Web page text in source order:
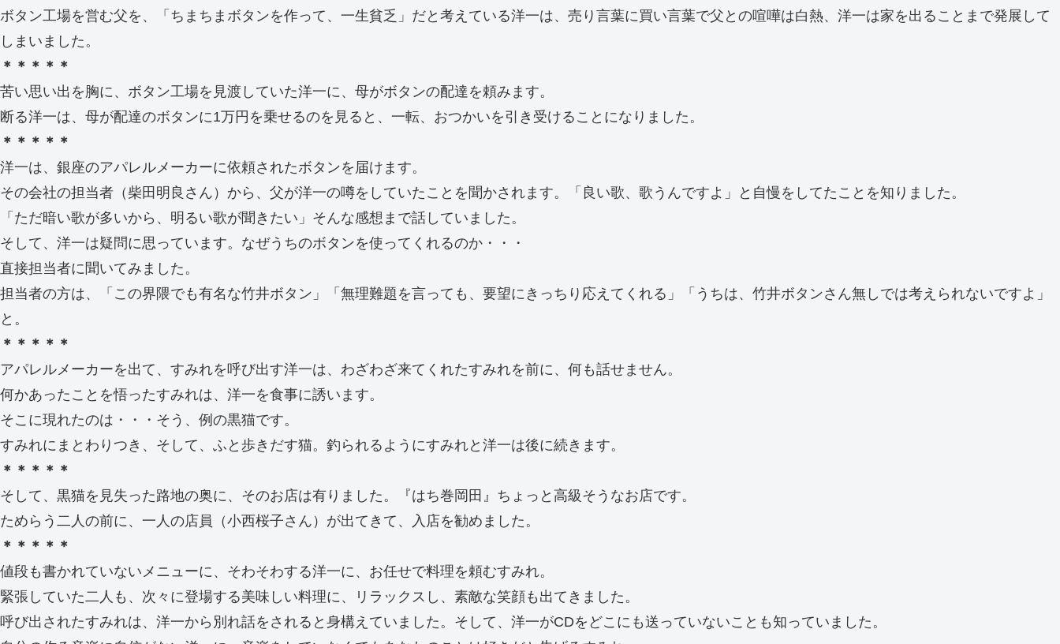
ボタン工場を営む父を、「ちまちまボタンを作って、一生貧乏」だと考えている洋一は、売り言葉に買い言葉で父との喧嘩は白熱、洋一は家を出ることまで発展して
しまいました。
＊＊＊＊＊
苦い思い出を胸に、ボタン工場を見渡していた洋一に、母がボタンの配達を頼みます。
断る洋一は、母が配達のボタンに1万円を乗せるのを見ると、一転、おつかいを引き受けることになりました。
＊＊＊＊＊
洋一は、銀座のアパレルメーカーに依頼されたボタンを届けます。
その会社の担当者（柴田明良さん）から、父が洋一の噂をしていたことを聞かされます。「良い歌、歌うんですよ」と自慢をしてたことを知りました。
「ただ暗い歌が多いから、明るい歌が聞きたい」そんな感想まで話していました。
そして、洋一は疑問に思っています。なぜうちのボタンを使ってくれるのか・・・
直接担当者に聞いてみました。
担当者の方は、「この界隈でも有名な竹井ボタン」「無理難題を言っても、要望にきっちり応えてくれる」「うちは、竹井ボタンさん無しでは考えられないですよ」
と。
＊＊＊＊＊
アパレルメーカーを出て、すみれを呼び出す洋一は、わざわざ来てくれたすみれを前に、何も話せません。
何かあったことを悟ったすみれは、洋一を食事に誘います。
そこに現れたのは・・・そう、例の黒猫です。
すみれにまとわりつき、そして、ふと歩きだす猫。釣られるようにすみれと洋一は後に続きます。
＊＊＊＊＊
そして、黒猫を見失った路地の奥に、そのお店は有りました。『はち巻岡田』ちょっと高級そうなお店です。
ためらう二人の前に、一人の店員（小西桜子さん）が出てきて、入店を勧めました。
＊＊＊＊＊
値段も書かれていないメニューに、そわそわする洋一に、お任せで料理を頼むすみれ。
緊張していた二人も、次々に登場する美味しい料理に、リラックスし、素敵な笑顔も出てきました。
呼び出されたすみれは、洋一から別れ話をされると身構えていました。そして、洋一がCDをどこにも送っていないことも知っていました。